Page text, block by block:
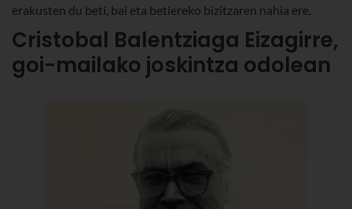
erakusten du beti, bai eta betiereko bizitzaren nahia ere.
Cristobal Balentziaga Eizagirre,
goi-mailako joskintza odolean